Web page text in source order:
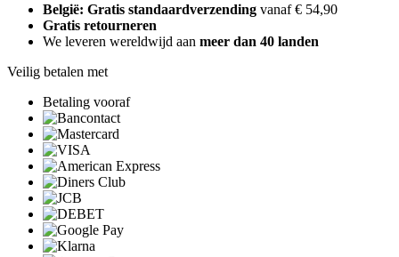
België: Gratis standaardverzending vanaf € 54,90
Gratis retourneren
We leveren wereldwijd aan meer dan 40 landen
Veilig betalen met
Betaling vooraf